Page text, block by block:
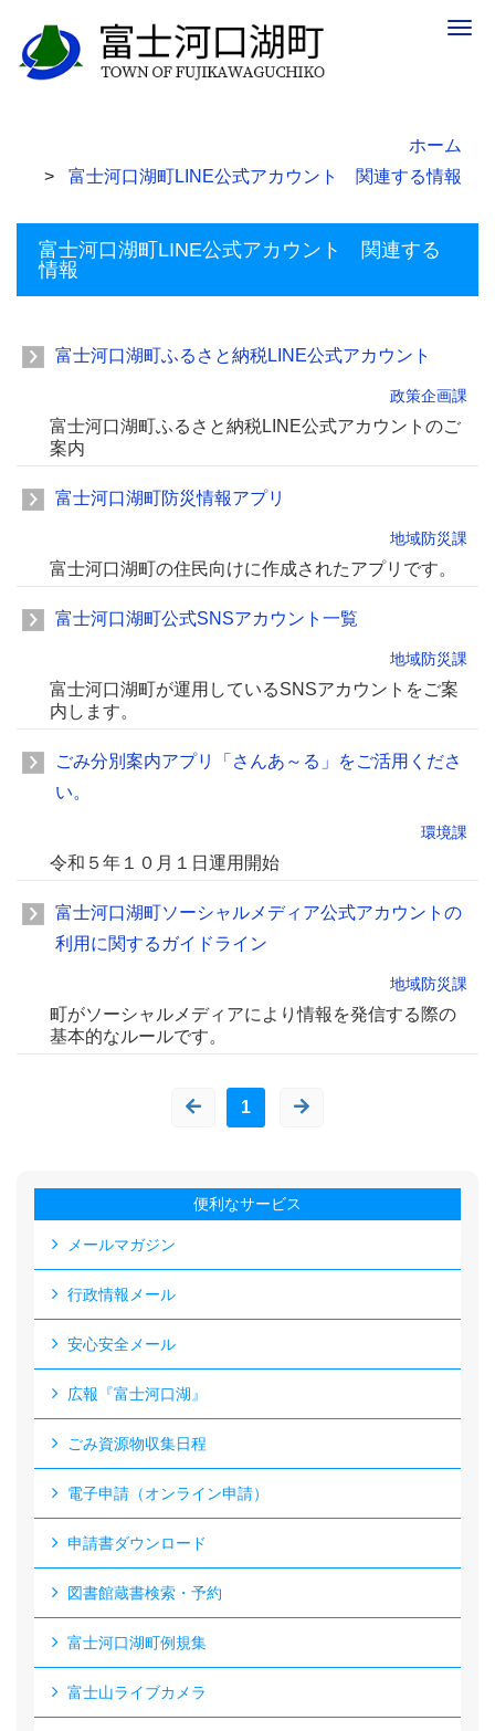
ホーム
富士河口湖町LINE公式アカウント 関連する情報
富士河口湖町LINE公式アカウント 関連する
情報
富士河口湖町ふるさと納税LINE公式アカウント
政策企画課
富士河口湖町ふるさと納税LINE公式アカウントのご
案内
富士河口湖町防災情報アプリ
地域防災課
富士河口湖町の住民向けに作成されたアプリです。
富士河口湖町公式SNSアカウント一覧
地域防災課
富士河口湖町が運用しているSNSアカウントをご案
内します。
ごみ分別案内アプリ「さんあ～る」をご活用くださ
い。
環境課
令和５年１０月１日運用開始
富士河口湖町ソーシャルメディア公式アカウントの
利用に関するガイドライン
地域防災課
町がソーシャルメディアにより情報を発信する際の
基本的なルールです。
1
便利なサービス
メールマガジン
行政情報メール
安心安全メール
広報『富士河口湖』
ごみ資源物収集日程
電子申請（オンライン申請）
申請書ダウンロード
図書館蔵書検索・予約
富士河口湖町例規集
富士山ライブカメラ